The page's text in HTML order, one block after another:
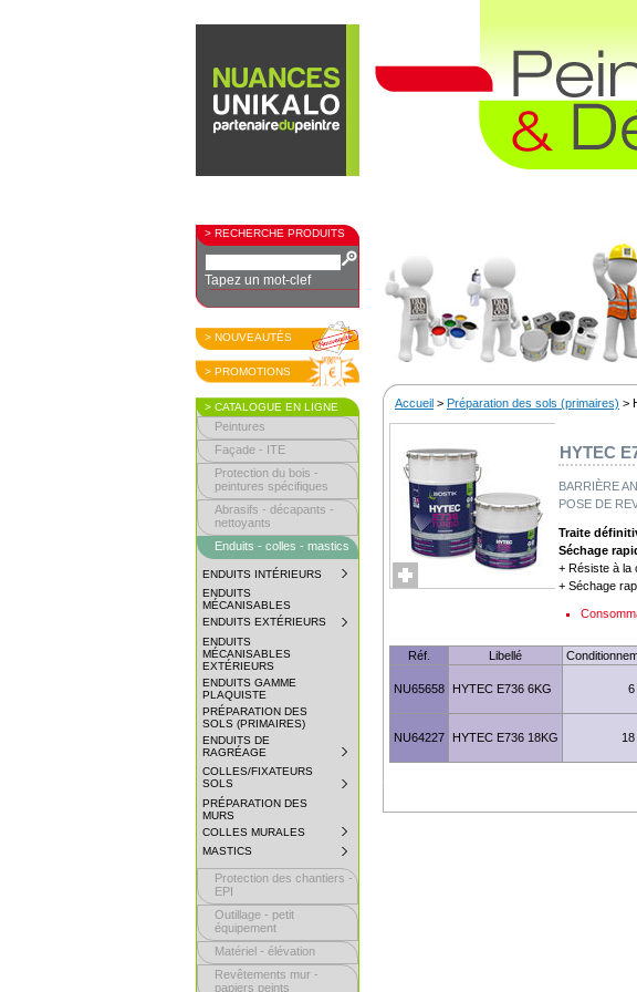
> RECHERCHE PRODUITS
Tapez un mot-clef
> NOUVEAUTÉS
> PROMOTIONS
> CATALOGUE EN LIGNE
Peintures
Façade - ITE
Protection du bois -
peintures spécifiques
Abrasifs - décapants -
nettoyants
Enduits - colles - mastics
ENDUITS INTÉRIEURS
SUBMENU
COLLAPSED.
EXPAND
ENDUITS
MÉCANISABLES
ENDUITS EXTÉRIEURS
SUBMENU.
ENDUITS
MÉCANISABLES
EXTÉRIEURS
ENDUITS GAMME
PLAQUISTE
PRÉPARATION DES
SOLS (PRIMAIRES)
ENDUITS DE
RAGRÉAGE
COLLAPSED.
CLICK
TO
SUBMENU.
COLLES/FIXATEURS
SOLS
SUBMENU
EXPAND
SUBMENU.
PRÉPARATION DES
MURS
COLLES MURALES
COLLAPSED.
CLICK
TO
EXPAND
MASTICS
CLICK
EXPAND
SUBMENU.
Protection des chantiers -
EPI
Outillage - petit
équipement
Matériel - élévation
Revêtements mur -
papiers peints
Accueil > Préparation des sols (primaires) >
HYTEC
BARRIÈRE
POSE DE
Traite
Séchage
+ Résiste à la
+ Séchage
Réf. Libellé
NU65658 HYTEC E736 6KG 6
NU64227 HYTEC E736 18KG